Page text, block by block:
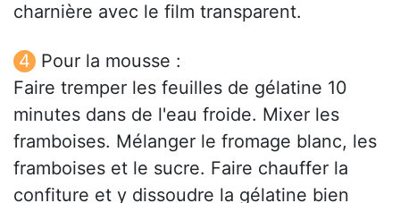
charnière avec le film transparent.
Pour la mousse :
Faire tremper les feuilles de gélatine 10
minutes dans de l'eau froide. Mixer les
framboises. Mélanger le fromage blanc, les
framboises et le sucre. Faire chauffer la
confiture et y dissoudre la gélatine bien